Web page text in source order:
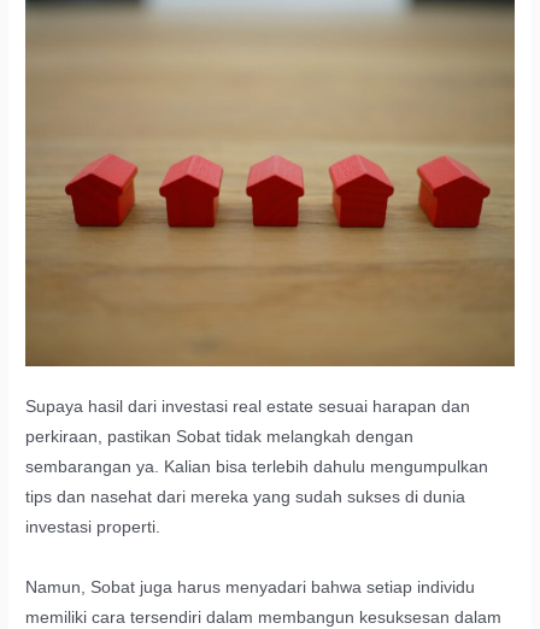
Supaya hasil dari investasi real estate sesuai harapan dan
perkiraan, pastikan Sobat tidak melangkah dengan
sembarangan ya. Kalian bisa terlebih dahulu mengumpulkan
tips dan nasehat dari mereka yang sudah sukses di dunia
investasi properti.
Namun, Sobat juga harus menyadari bahwa setiap individu
memiliki cara tersendiri dalam membangun kesuksesan dalam